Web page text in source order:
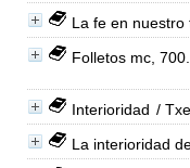
La fe en nuestro
Folletos mc,
Interioridad /
La interioridad